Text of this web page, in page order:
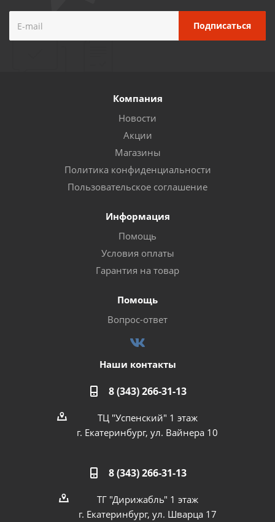
Компания
Новости
Акции
Магазины
Политика конфиденциальности
Пользовательское соглашение
Информация
Помощь
Условия оплаты
Гарантия на товар
Помощь
Вопрос-ответ
Наши контакты
8 (343) 266-31-13
ТЦ "Успенский" 1 этаж
г. Екатеринбург, ул. Вайнера 10
8 (343) 266-31-13
ТГ "Дирижабль" 1 этаж
г. Екатеринбург, ул. Шварца 17